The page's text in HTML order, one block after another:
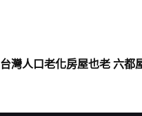
台灣人口老化房屋也老 六都